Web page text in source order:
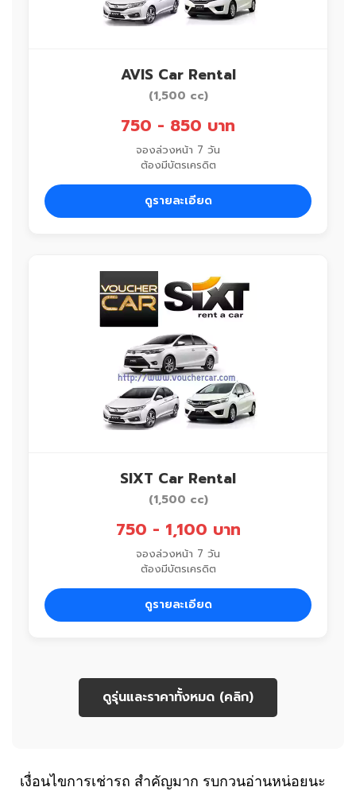
AVIS Car Rental
(1,500 cc)
750 - 850 บาท
จองล่วงหน้า 7 วัน
ต้องมีบัตรเครดิต
ดูรายละเอียด
SIXT Car Rental
(1,500 cc)
750 - 1,100 บาท
จองล่วงหน้า 7 วัน
ต้องมีบัตรเครดิต
ดูรายละเอียด
ดูรุ่นและราคาทั้งหมด (คลิก)
เงื่อนไขการเช่ารถ สำคัญมาก รบกวนอ่านหน่อยนะ